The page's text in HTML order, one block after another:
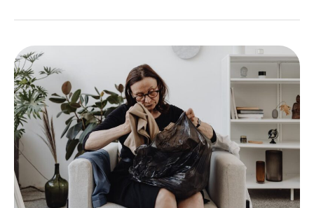
SCHURFT
SYMPTOMEN
HERKENNEN
EN
BEGRIJPEN